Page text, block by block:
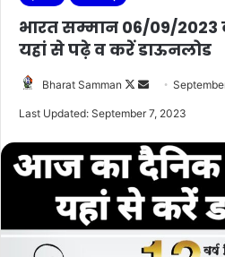
भारत सम्मान 06/09/
यहां से पढ़े व करें डाऊनलोड
Bharat Samman
Follow
Send
Last Updated: September 7, 2023